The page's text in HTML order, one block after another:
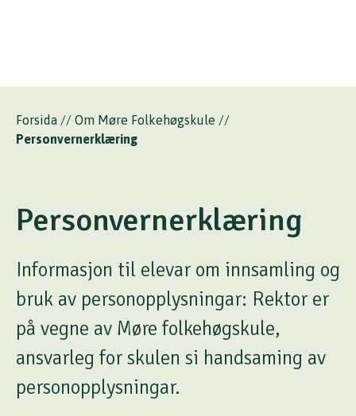
Forsida // Om Møre Folkehøgskule //
Personvernerklæring
Personvernerklæring
Informasjon til elevar om innsamling og
bruk av personopplysningar: Rektor er
på vegne av Møre folkehøgskule,
ansvarleg for skulen si handsaming av
personopplysningar.